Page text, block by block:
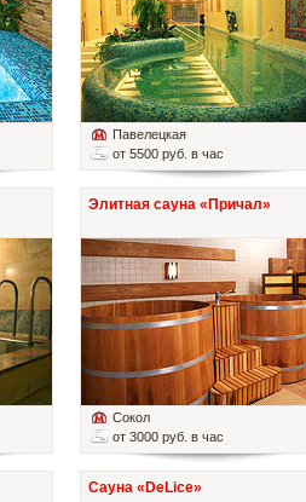
Павелецкая
от 5500 руб. в час
Элитная сауна «Причал»
Сокол
от 3000 руб. в час
Сауна «DeLice»